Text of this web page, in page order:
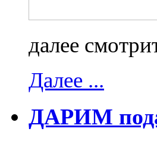
далее
Далее ...
ДАРИМ